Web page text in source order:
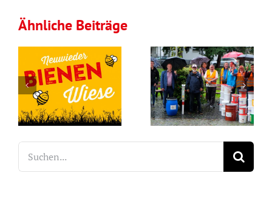
Ähnliche Beiträge
Biodiversität
durch
Bienenbeete
und
Bienenwiesen
Recyceln
statt
Wegwerfen:
Aus Kippen
Suche
nach: